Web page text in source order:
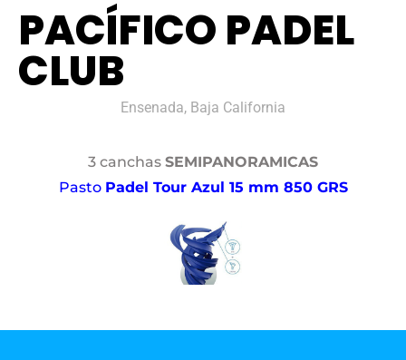
PACÍFICO PADEL
CLUB
Ensenada, Baja California
3 canchas SEMIPANORAMICAS
Pasto Padel Tour Azul 15 mm 850 GRS